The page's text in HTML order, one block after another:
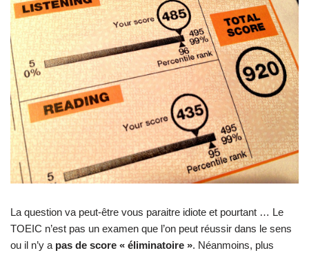
La question va peut-être vous paraitre idiote et pourtant … Le
TOEIC n’est pas un examen que l’on peut réussir dans le sens
ou il n’y a pas de score « éliminatoire ». Néanmoins, plus